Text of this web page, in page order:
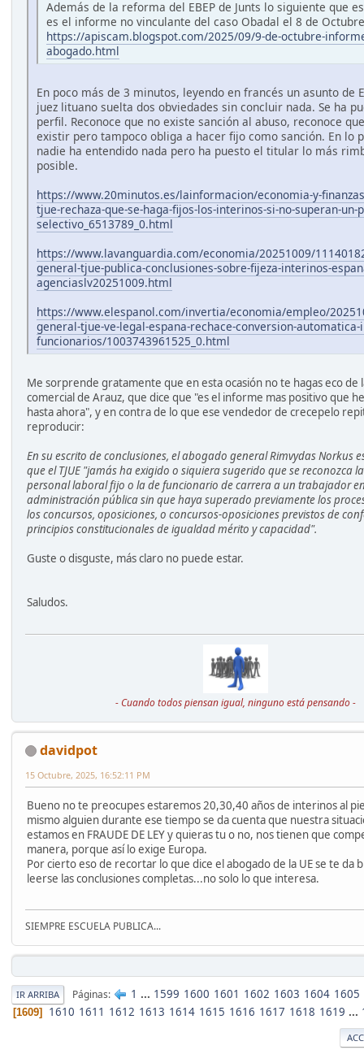
Además de la reforma del EBEP de Junts lo siguiente que
es el informe no vinculante del caso Obadal el 8 de Octubre
https://apiscam.blogspot.com/2025/09/9-de-octubre-
abogado.html
En poco más de 3 minutos, leyendo en francés un asunto de
juez lituano suelta dos obviedades sin concluir nada. Se ha
perfil. Reconoce que no existe sanción al abuso, reconoce
existir pero tampoco obliga a hacer fijo como sanción. En lo
nadie ha entendido nada pero ha puesto el titular lo más
posible.
https://www.20minutos.es/lainformacion/economia-y-
tjue-rechaza-que-se-haga-fijos-los-interinos-si-no-superan-un-
selectivo_6513789_0.html
https://www.lavanguardia.com/economia/20251009/
general-tjue-publica-conclusiones-sobre-fijeza-interinos-
agenciaslv20251009.html
https://www.elespanol.com/invertia/economia/empleo/
general-tjue-ve-legal-espana-rechace-conversion-
funcionarios/1003743961525_0.html
Me sorprende gratamente que en esta ocasión no te hagas eco de
comercial de Arauz, que dice que "es el informe mas positivo que
hasta ahora", y en contra de lo que ese vendedor de crecepelo
reproducir:
En su escrito de conclusiones, el abogado general Rimvydas Norkus
que el TJUE "jamás ha exigido o siquiera sugerido que se reconozca
personal laboral fijo o la de funcionario de carrera a un trabajador
administración pública sin que haya superado previamente los
los concursos, oposiciones, o concursos-oposiciones previstos de
principios constitucionales de igualdad mérito y capacidad".
Guste o disguste, más claro no puede estar.
Saludos.
- Cuando todos piensan igual, ninguno está pensando -
davidpot
15 Octubre, 2025, 16:52:11 PM
Bueno no te preocupes estaremos 20,30,40 años de interinos al
mismo alguien durante ese tiempo se da cuenta que nuestra
estamos en FRAUDE DE LEY y quieras tu o no, nos tienen que
manera, porque así lo exige Europa.
Por cierto eso de recortar lo que dice el abogado de la UE se te da
leerse las conclusiones completas...no solo lo que interesa.
SIEMPRE ESCUELA PUBLICA...
IR ARRIBA Páginas 1 ... 1599 1600 1601 1602 1603 1604 1605
1609 1610 1611 1612 1613 1614 1615 1616 1617 1618 1619 ...